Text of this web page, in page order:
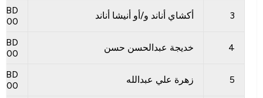
3 أكشاي أناند و/أو أنيشا أناند
BD
300
4 خديجة عبدالحسن حسن
BD
300
5 زهرة علي عبدالله
BD
300